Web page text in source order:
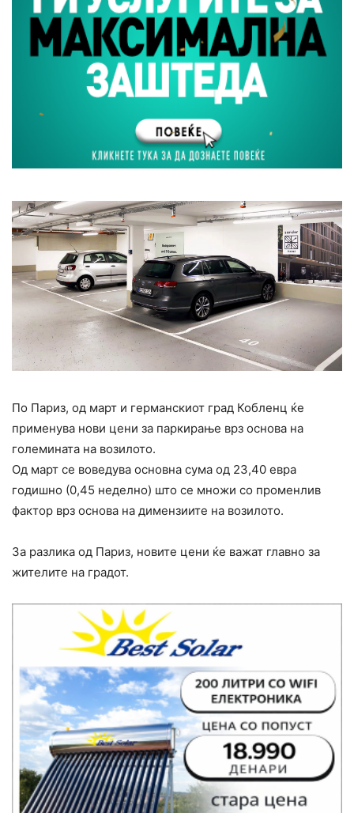
По Париз, од март и германскиот град Кобленц ќе
применува нови цени за паркирање врз основа на
големината на возилото.
Од март се воведува основна сума од 23,40 евра
годишно (0,45 неделно) што се множи со променлив
фактор врз основа на димензиите на возилото.
За разлика од Париз, новите цени ќе важат главно за
жителите на градот.